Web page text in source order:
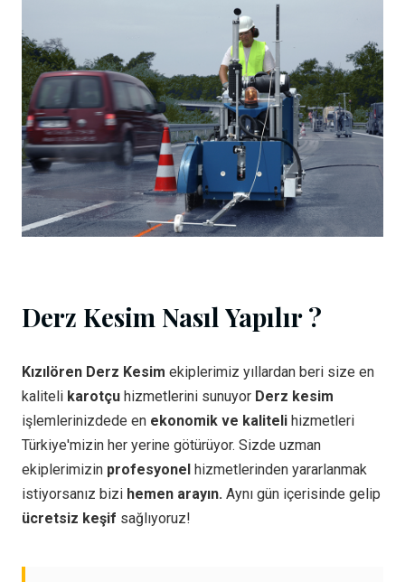
Derz Kesim Nasıl Yapılır ?
Kızılören Derz Kesim ekiplerimiz yıllardan beri size en
kaliteli karotçu hizmetlerini sunuyor Derz kesim
işlemlerinizdede en ekonomik ve kaliteli hizmetleri
Türkiye'mizin her yerine götürüyor. Sizde uzman
ekiplerimizin profesyonel hizmetlerinden yararlanmak
istiyorsanız bizi hemen arayın. Aynı gün içerisinde gelip
ücretsiz keşif sağlıyoruz!